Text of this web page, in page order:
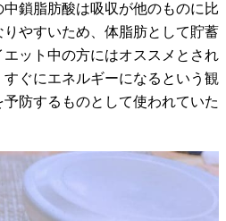
鎖脂肪酸は吸収が他のものに比
やすいため、体脂肪として貯蓄
ット中の方にはオススメとされ
ぐにエネルギーになるという観
防するものとして使われていた